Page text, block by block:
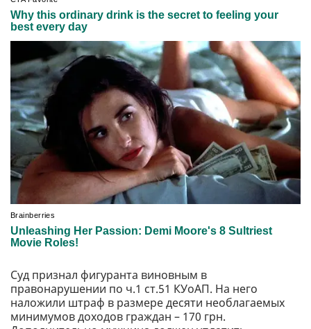
Суд признал фигуранта виновным в
правонарушении по ч.1 ст.51 КУоАП. На него
наложили штраф в размере десяти необлагаемых
минимумов доходов граждан – 170 грн.